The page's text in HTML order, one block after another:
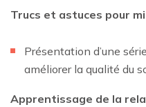
Trucs et astuces pour
Présentation d’une
améliorer la qualité du
Apprentissage de la